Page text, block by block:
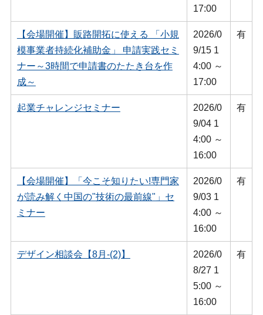
17:00
【会場開催】販路開拓に使える 「小規
模事業者持続化補助金」 申請実践セミ
ナー～3時間で申請書のたたき台を作
成～
2026/0
9/15 1
4:00 ～
17:00
有
起業チャレンジセミナー
2026/0
9/04 1
4:00 ～
16:00
有
【会場開催】「今こそ知りたい!専門家
が読み解く中国の"技術の最前線"」セ
ミナー
2026/0
9/03 1
4:00 ～
16:00
有
デザイン相談会【8月-(2)】
2026/0
8/27 1
5:00 ～
16:00
有